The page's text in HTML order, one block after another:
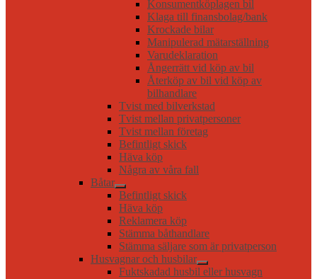
Konsumentköplagen bil
Klaga till finansbolag/bank
Krockade bilar
Manipulerad mätarställning
Varudeklaration
Ångerrätt vid köp av bil
Återköp av bil vid köp av
bilhandlare
Tvist med bilverkstad
Tvist mellan privatpersoner
Tvist mellan företag
Befintligt skick
Häva köp
Några av våra fall
Båtar
Befintligt skick
Häva köp
Reklamera köp
Stämma båthandlare
Stämma säljare som är privatperson
Husvagnar och husbilar
Fuktskadad husbil eller husvagn